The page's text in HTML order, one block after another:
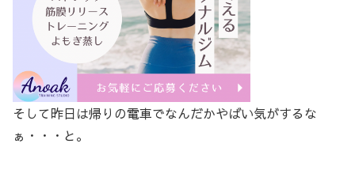
そして昨日は帰りの電車でなんだかやばい気がするな
ぁ・・・と。